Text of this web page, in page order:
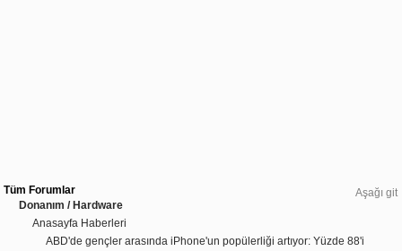
Aşağı git
Tüm Forumlar
Donanım / Hardware
Anasayfa Haberleri
ABD'de gençler arasında iPhone'un popülerliği artıyor: Yüzde 88'i